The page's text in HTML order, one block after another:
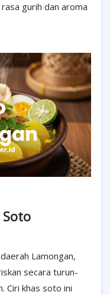
gurih dan aroma
Lamongan,
secara turun-
Ciri khas soto ini